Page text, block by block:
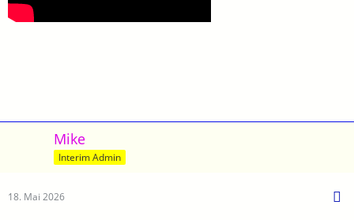
Mike
Interim Admin
18. Mai 2026